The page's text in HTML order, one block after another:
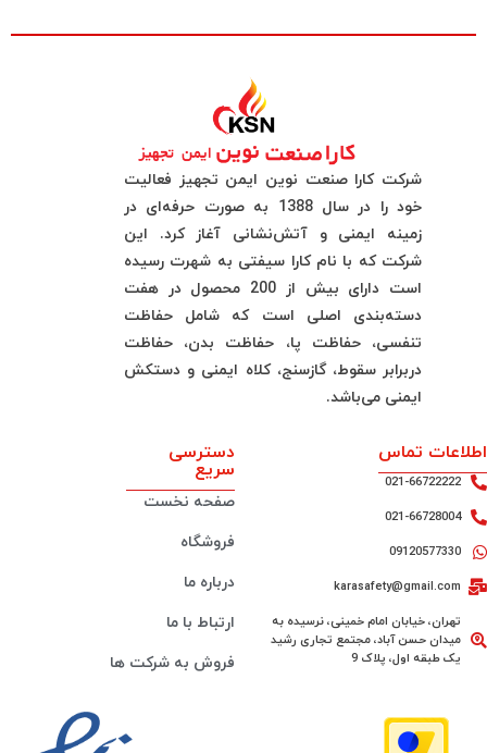
شرکت کارا صنعت نوین ایمن تجهیز فعالیت
خود را در سال 1388 به صورت حرفه‌ای در
زمینه ایمنی و آتش‌نشانی آغاز کرد. این
شرکت که با نام کارا سیفتی به شهرت رسیده
است دارای بیش از 200 محصول در هفت
دسته‌بندی اصلی است که شامل حفاظت
تنفسی، حفاظت پا، حفاظت بدن، حفاظت
دربرابر سقوط، گازسنج، کلاه ایمنی و دستکش
ایمنی می‌باشد.
اطلاعات تماس
021-66722222
021-66728004
09120577330
karasafety@gmail.com
تهران، خیابان امام خمینی، نرسیده به
میدان حسن آباد، مجتمع تجاری رشید
یک طبقه اول، پلاک 9
دسترسی
سریع
صفحه نخست
فروشگاه
درباره ما
ارتباط با ما
فروش به شرکت ها